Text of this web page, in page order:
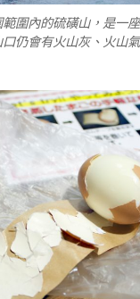
圍內的硫磺山，是一
仍會有火山灰、火山